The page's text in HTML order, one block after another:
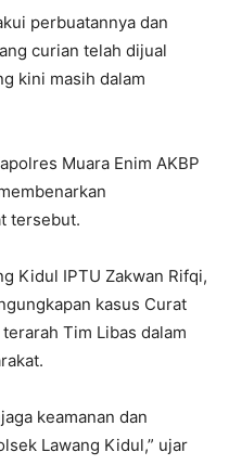
perbuatannya dan
curian telah dijual
kini masih dalam
Muara Enim AKBP
tersebut.
Kidul IPTU Zakwan Rifqi,
kasus Curat
Tim Libas dalam
keamanan dan
Lawang Kidul,” ujar